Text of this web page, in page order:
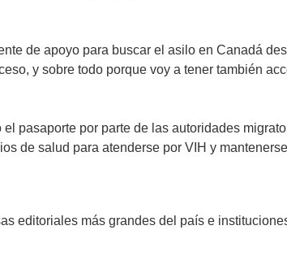
de apoyo para buscar el asilo en Canadá
y sobre todo porque voy a tener también
pasaporte por parte de las autoridades
de salud para atenderse por VIH y
editoriales más grandes del país e